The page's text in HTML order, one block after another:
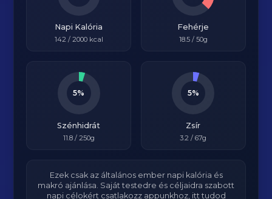
Napi Kalória
142 / 2000kcal
Fehérje
18.5/ 50g
5%
Szénhidrát
11.8/ 250g
5%
Zsír
3.2 / 67g
Ezek csak az általános ember napi kalória és
makró ajánlása. Saját testedre és céljaidra szabott
napi célokért csatlakozz appunkhoz, itt tudod